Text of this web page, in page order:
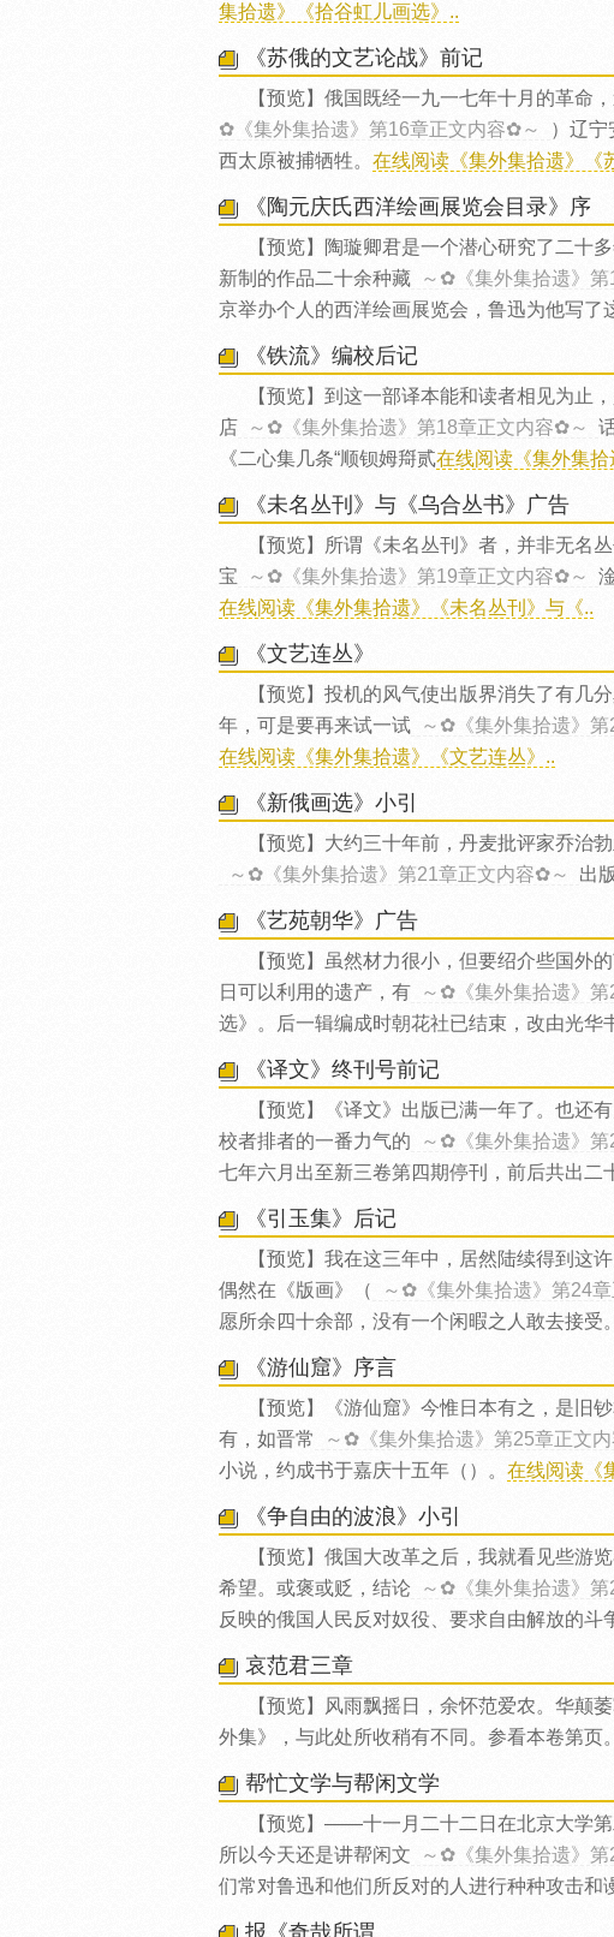
集拾遗》《拾谷虹儿画选》..
《苏俄的文艺论战》前记
【预览】俄国既经一九一七年十月的革命
✿《集外集拾遗》第16章正文内容✿～
）辽
西太原被捕牺牲。 在线阅读《集外集拾遗》《
《陶元庆氏西洋绘画展览会目录》序
【预览】陶璇卿君是一个潜心研究了二十
新制的作品二十余种藏
～✿《集外集拾遗》
京举办个人的西洋绘画展览会，鲁迅为他写了
《铁流》编校后记
【预览】到这一部译本能和读者相见为止
店
～✿《集外集拾遗》第18章正文内容✿～
《二心集几条“顺钡姆搿贰在线阅读《集外集
《未名丛刊》与《乌合丛书》广告
【预览】所谓《未名丛刊》者，并非无名
宝
～✿《集外集拾遗》第19章正文内容✿～
在线阅读《集外集拾遗》《未名丛刊》与《..
《文艺连丛》
【预览】投机的风气使出版界消失了有几
年，可是要再来试一试
～✿《集外集拾遗》
在线阅读《集外集拾遗》《文艺连丛》..
《新俄画选》小引
【预览】大约三十年前，丹麦批评家乔治
～✿《集外集拾遗》第21章正文内容✿～
出
《艺苑朝华》广告
【预览】虽然材力很小，但要绍介些国外
日可以利用的遗产，有
～✿《集外集拾遗》
选》。后一辑编成时朝花社已结束，改由光华
《译文》终刊号前记
【预览】《译文》出版已满一年了。也还
校者排者的一番力气的
～✿《集外集拾遗》
七年六月出至新三卷第四期停刊，前后共出二
《引玉集》后记
【预览】我在这三年中，居然陆续得到这
偶然在《版画》（
～✿《集外集拾遗》第24
愿所余四十余部，没有一个闲暇之人敢去接受
《游仙窟》序言
【预览】《游仙窟》今惟日本有之，是旧
有，如晋常
～✿《集外集拾遗》第25章正文
小说，约成书于嘉庆十五年（）。 在线阅读《
《争自由的波浪》小引
【预览】俄国大改革之后，我就看见些游
希望。或褒或贬，结论
～✿《集外集拾遗》
反映的俄国人民反对奴役、要求自由解放的斗
哀范君三章
【预览】风雨飘摇日，余怀范爱农。华颠
外集》，与此处所收稍有不同。参看本卷第页
帮忙文学与帮闲文学
【预览】——十一月二十二日在北京大学
所以今天还是讲帮闲文
～✿《集外集拾遗》
们常对鲁迅和他们所反对的人进行种种攻击和
报《奇哉所谓